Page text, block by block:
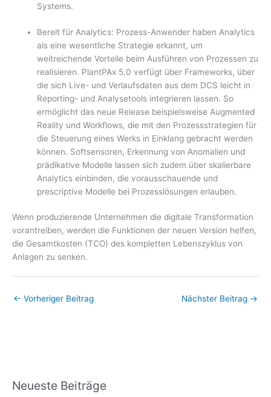
Systems.
Bereit für Analytics: Prozess-Anwender haben Analytics
als eine wesentliche Strategie erkannt, um
weitreichende Vorteile beim Ausführen von Prozessen zu
realisieren. PlantPAx 5.0 verfügt über Frameworks, über
die sich Live- und Verlaufsdaten aus dem DCS leicht in
Reporting- und Analysetools integrieren lassen. So
ermöglicht das neue Release beispielsweise Augmented
Reality und Workflows, die mit den Prozessstrategien für
die Steuerung eines Werks in Einklang gebracht werden
können. Softsensoren, Erkennung von Anomalien und
prädikative Modelle lassen sich zudem über skalierbare
Analytics einbinden, die vorausschauende und
prescriptive Modelle bei Prozesslösungen erlauben.
Wenn produzierende Unternehmen die digitale Transformation
vorantreiben, werden die Funktionen der neuen Version helfen,
die Gesamtkosten (TCO) des kompletten Lebenszyklus von
Anlagen zu senken.
← Vorheriger Beitrag Nächster Beitrag →
Neueste Beiträge